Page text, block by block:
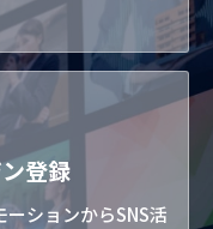
登録
ションからSNS活